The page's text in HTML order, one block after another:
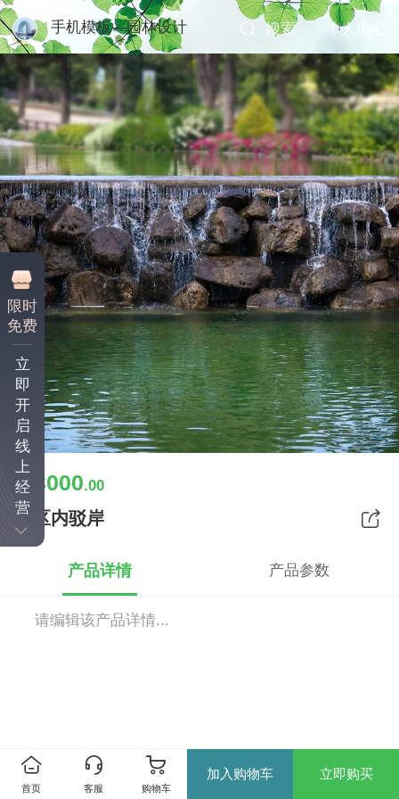
手机模板—园林设计 搜索 个人中心
￥ 3000.00
景区内驳岸
产品详情 产品参数
请编辑该产品详情...
首页 客服 购物车
加入购物车 立即购买
限时
免费
立
即
开
启
线
上
经
营